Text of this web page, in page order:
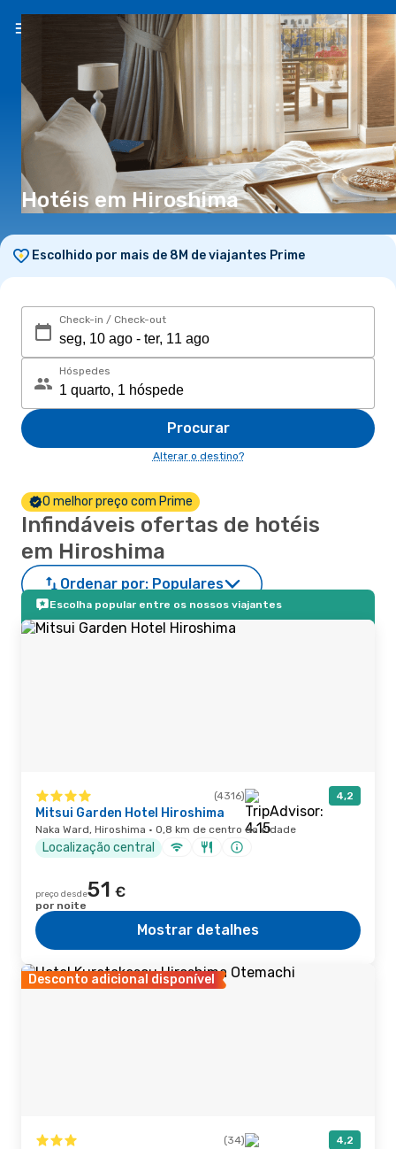
PT(€)
Hotéis em Hiroshima
Escolhido por mais de 8M de viajantes Prime
Check-in / Check-out
Hóspedes
Procurar
Alterar o destino?
O melhor preço com Prime
Infindáveis ofertas de hotéis
em Hiroshima
Ordenar por: Populares
Escolha popular entre os nossos viajantes
(4316) 4,2
Mitsui Garden Hotel Hiroshima
Naka Ward, Hiroshima · 0,8 km de centro da cidade
Localização central
preço desde51 €
por noite
Mostrar detalhes
Desconto adicional disponível
(34) 4,2